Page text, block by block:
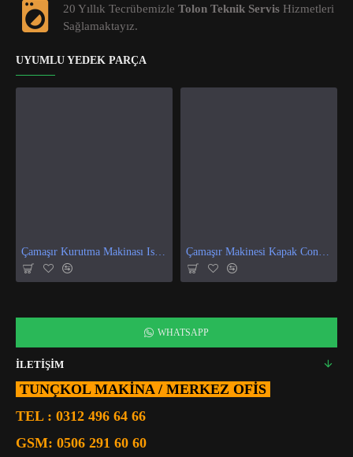
20 Yıllık Tecrübemizle Tolon Teknik Servis Hizmetleri
Sağlamaktayız.
UYUMLU YEDEK PARÇA
WHATSAPP
İLETİŞİM
TUNÇKOL MAKİNA / MERKEZ OFIS
TEL : 0312 496 64 66
GSM: 0506 291 60 60